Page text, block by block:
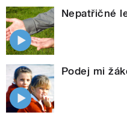
Nepatřičné
Podej mi